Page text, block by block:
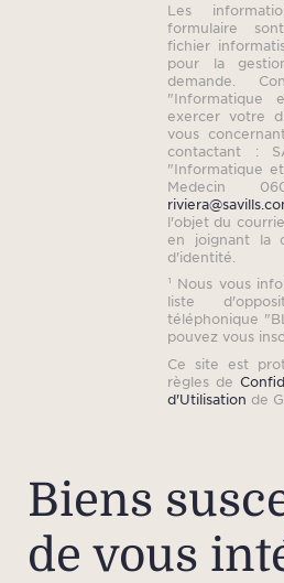
Les
formulaire
fichier
pour la
demande.
"Informatique
exercer votre
vous
contactant :
"Informatique
Medecin
l'objet du
en joignant la
d'identité.
¹ Nous vous
liste
téléphonique
pouvez vous
Ce site est
règles de
d'Utilisation de
Biens
de vous